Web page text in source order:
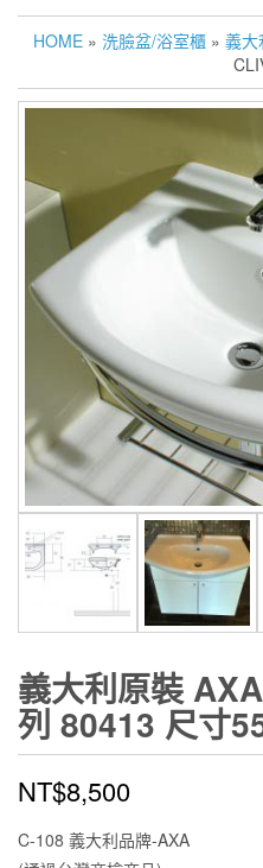
HOME » 洗臉盆/浴室櫃 » 義大
義大利原裝
列 80413 尺寸
NT$8,500
C-108 義大利品牌-AXA